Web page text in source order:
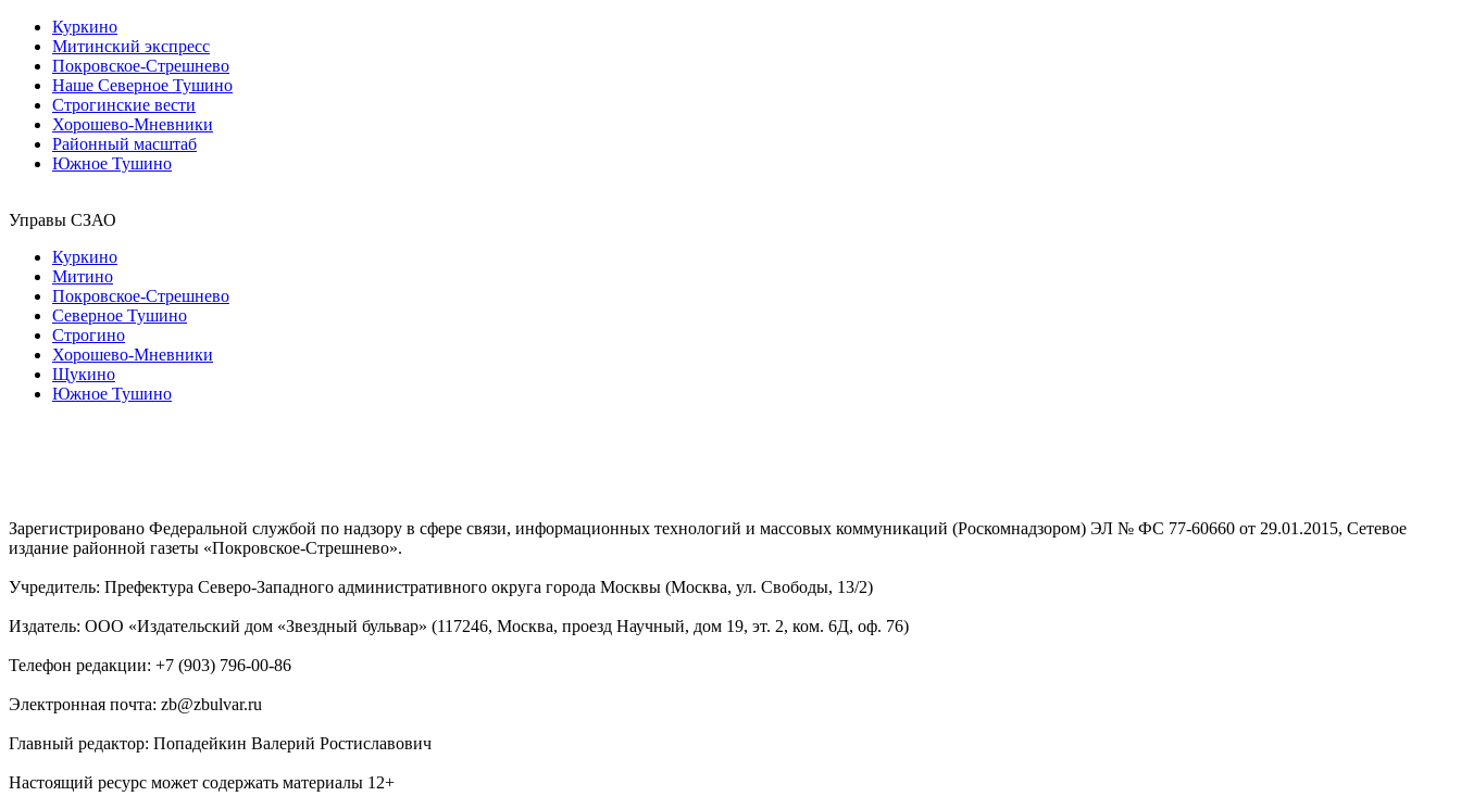
Куркино
Митинский экспресс
Покровское-Стрешнево
Наше Северное Тушино
Строгинские вести
Хорошево-Мневники
Районный масштаб
Южное Тушино
Управы СЗАО
Куркино
Митино
Покровское-Стрешнево
Северное Тушино
Строгино
Хорошево-Мневники
Щукино
Южное Тушино
Зарегистрировано Федеральной службой по надзору в сфере связи, информационных технологий и массовых коммуникаций (Роскомнадзором) ЭЛ № ФС 77-60660 от 29.01.2015, Сетевое
издание районной газеты «Покровское-Стрешнево».
Учредитель: Префектура Северо-Западного административного округа города Москвы (Москва, ул. Свободы, 13/2)
Издатель: ООО «Издательский дом «Звездный бульвар» (117246, Москва, проезд Научный, дом 19, эт. 2, ком. 6Д, оф. 76)
Телефон редакции: +7 (903) 796-00-86
Электронная почта: zb@zbulvar.ru
Главный редактор: Попадейкин Валерий Ростиславович
Настоящий ресурс может содержать материалы 12+